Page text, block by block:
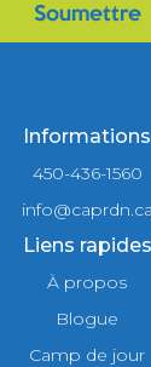
Informations
450-436-1560
info@caprdn.ca
Liens rapides
À propos
Blogue
Camp de jour